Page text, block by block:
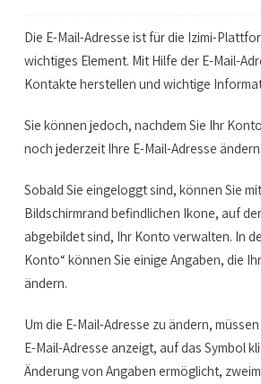
Die E-Mail-Adresse ist für die Izimi-
wichtiges Element. Mit Hilfe der E-Mail-
Kontakte herstellen und wichtige
Sie können jedoch, nachdem Sie Ihr
noch jederzeit Ihre E-Mail-Adresse ändern.
Sobald Sie eingeloggt sind, können Sie
Bildschirmrand befindlichen Ikone, auf
abgebildet sind, Ihr Konto verwalten. In
Konto“ können Sie einige Angaben, die
ändern.
Um die E-Mail-Adresse zu ändern,
E-Mail-Adresse anzeigt, auf das Symbol
Änderung von Angaben ermöglicht,